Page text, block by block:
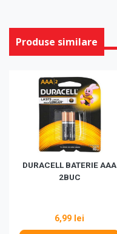
Produse similare
DURACELL BATERIE AAA
2BUC
6,99 lei